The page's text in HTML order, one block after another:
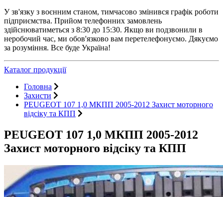
У зв'язку з воєнним станом, тимчасово змінився графік роботи
підприємства. Прийом телефонних замовлень
здійснюватиметься з 8:30 до 15:30. Якщо ви подзвонили в
неробочий час, ми обов'язково вам перетелефонуємо. Дякуємо
за розуміння. Все буде Україна!
Каталог продукції
Головна
Захисти
PEUGEOT 107 1,0 МКПП 2005-2012 Захист моторного
відсіку та КПП
PEUGEOT 107 1,0 МКПП 2005-2012
Захист моторного відсіку та КПП